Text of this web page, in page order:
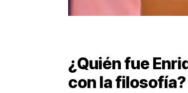
¿Quién fue
con la filosofía?